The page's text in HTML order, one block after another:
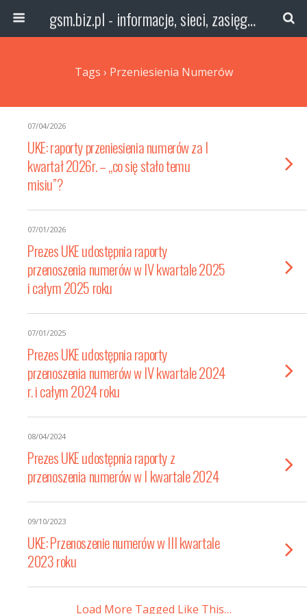
gsm.biz.pl - informacje, sieci, zasięg technologie
Tags › Przeniesienia Numerów
07/04/2026
UKE: raporty przeniesienia numerów za I
kwartał 2026r. – „co się stało temu
misiu”?
07/01/2026
Prezes UKE udostępnia raporty
przenoszenia numerów w IV kwartale 2025
i całym 2025 roku
07/01/2025
Prezes UKE udostępnia raporty
przenoszenia numerów w IV kwartale 2024
r. i całym 2024 roku
08/04/2024
Prezes UKE udostępnia raporty z
przenoszenia numerów w I kwartale 2024
09/10/2023
UKE: Przenoszenie numerów w III kwartale
2023 roku
Load More Tagged Like This…